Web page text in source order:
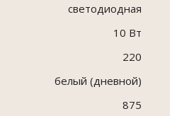
светодиодная
10 Вт
220
белый (дневной)
875